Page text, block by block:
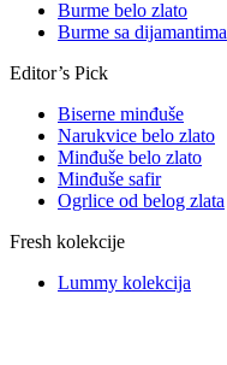
Burme belo zlato
Burme sa dijamantima
Editor’s Pick
Biserne minđuše
Narukvice belo zlato
Minđuše belo zlato
Minđuše safir
Ogrlice od belog zlata
Fresh kolekcije
Lummy kolekcija